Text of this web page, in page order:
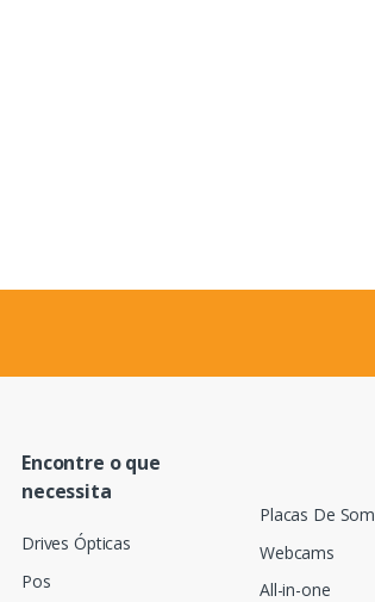
Encontre o que
necessita
Drives Ópticas
Pos
Placas De Som
Webcams
All-in-one